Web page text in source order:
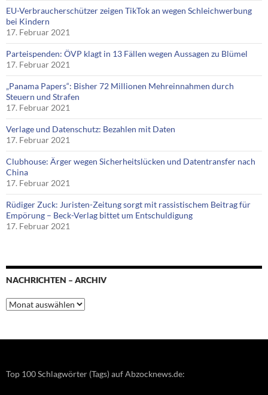
EU-Verbraucherschützer zeigen TikTok an wegen Schleichwerbung
bei Kindern
17. Februar 2021
Parteispenden: ÖVP klagt in 13 Fällen wegen Aussagen zu Blümel
17. Februar 2021
„Panama Papers“: Bisher 72 Millionen Mehreinnahmen durch
Steuern und Strafen
17. Februar 2021
Verlage und Datenschutz: Bezahlen mit Daten
17. Februar 2021
Clubhouse: Ärger wegen Sicherheitslücken und Datentransfer nach
China
17. Februar 2021
Rüdiger Zuck: Juristen-Zeitung sorgt mit rassistischem Beitrag für
Empörung – Beck-Verlag bittet um Entschuldigung
17. Februar 2021
NACHRICHTEN – ARCHIV
Nachrichten
–
Top 100 Schlagwörter (Tags) auf Abzocknews.de: